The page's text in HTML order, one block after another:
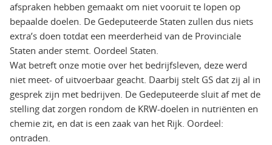
afspraken hebben gemaakt om niet vooruit te lopen op
bepaalde doelen. De Gedeputeerde Staten zullen dus niets
extra’s doen totdat een meerderheid van de Provinciale
Staten ander stemt. Oordeel Staten.
Wat betreft onze motie over het bedrijfsleven, deze werd
niet meet- of uitvoerbaar geacht. Daarbij stelt GS dat zij al in
gesprek zijn met bedrijven. De Gedeputeerde sluit af met de
stelling dat zorgen rondom de KRW-doelen in nutriënten en
chemie zit, en dat is een zaak van het Rijk. Oordeel:
ontraden.